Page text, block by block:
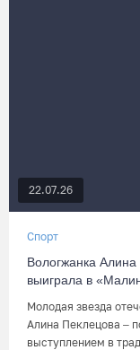
22.07.26
Спорт
Вологжанка
выиграла в
Молодая звезда
Алина Пеклецова –
выступлением в